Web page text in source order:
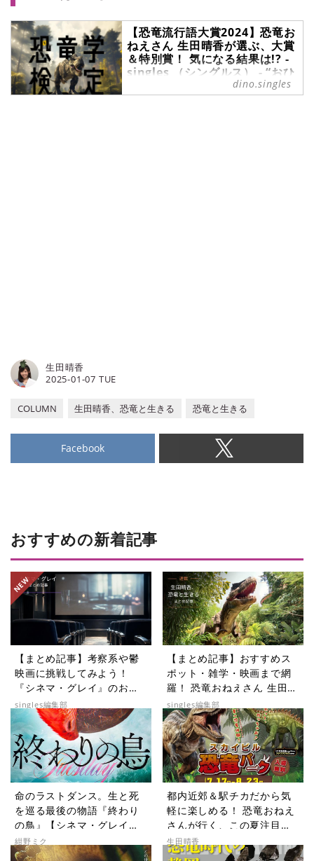
【恐竜流行語大賞2024】恐竜お
ねえさん 生田晴香が選ぶ、大賞
＆特別賞！ 気になる結果は!? -
singles （シングルス） - “おひ
とりさま”にフォーカスした情報
サイト
dino.singles
2025-01-07 TUE
生田晴香
COLUMN 生田晴香、恐竜と生きる 恐竜と生きる
Facebook
おすすめの新着記事
【まとめ記事】考察系や鬱
映画に挑戦してみよう！
『シネマ・グレイ』のおす
すめコラム9選
singles編集部
【まとめ記事】おすすめス
ポット・雑学・映画まで網
羅！ 恐竜おねえさん 生田晴
香の恐竜コラム9選
singles編集部
命のラストダンス。生と死
を巡る最後の物語『終わり
の鳥』【シネマ・グレイ
File.072】
紺野ミク
都内近郊＆駅チカだから気
軽に楽しめる！ 恐竜おねえ
さんが行く、この夏注目の
恐竜イベントレポート
生田晴香